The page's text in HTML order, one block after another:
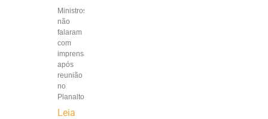
Ministros
não
falaram
com
imprensa
após
reunião
no
Planalto
Leia